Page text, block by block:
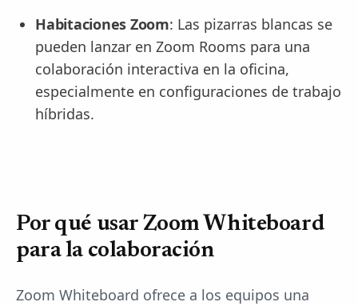
Habitaciones Zoom: Las pizarras blancas se
pueden lanzar en Zoom Rooms para una
colaboración interactiva en la oficina,
especialmente en configuraciones de trabajo
híbridas.
Por qué usar Zoom Whiteboard
para la colaboración
Zoom Whiteboard ofrece a los equipos una